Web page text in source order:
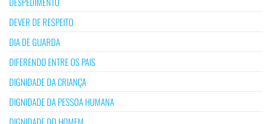
DEVER DE RESPEITO
DIA DE GUARDA
DIFERENDO ENTRE OS PAIS
DIGNIDADE DA CRIANÇA
DIGNIDADE DA PESSOA HUMANA